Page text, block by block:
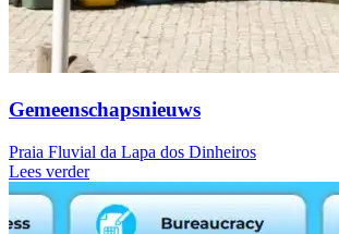
Gemeenschapsnieuws
Praia Fluvial da Lapa dos Dinheiros
Lees verder